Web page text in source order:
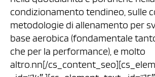
condizionamento tendineo, sulle
metodologie di allenamento per
base aerobica (fondamentale
che per la performance), e molto
altro.nn[/